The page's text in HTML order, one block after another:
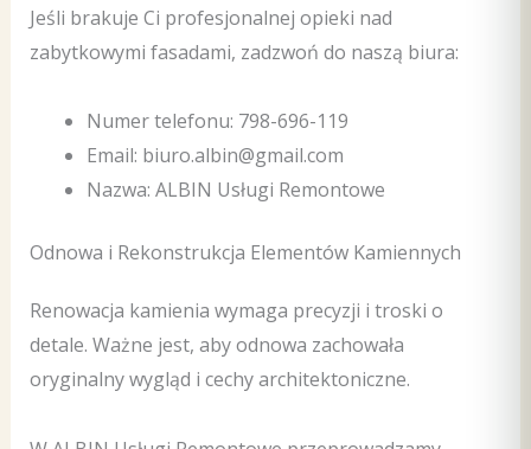
Jeśli brakuje Ci profesjonalnej opieki nad
zabytkowymi fasadami, zadzwoń do naszą biura:
Numer telefonu: 798-696-119
Email: biuro.albin@gmail.com
Nazwa: ALBIN Usługi Remontowe
Odnowa i Rekonstrukcja Elementów Kamiennych
Renowacja kamienia wymaga precyzji i troski o
detale. Ważne jest, aby odnowa zachowała
oryginalny wygląd i cechy architektoniczne.